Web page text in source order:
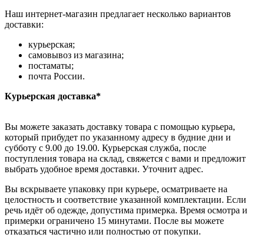
Наш интернет-магазин предлагает несколько вариантов
доставки:
курьерская;
самовывоз из магазина;
постаматы;
почта России.
Курьерская доставка*
Вы можете заказать доставку товара с помощью курьера,
который прибудет по указанному адресу в будние дни и
субботу с 9.00 до 19.00. Курьерская служба, после
поступления товара на склад, свяжется с вами и предложит
выбрать удобное время доставки. Уточнит адрес.
Вы вскрываете упаковку при курьере, осматриваете на
целостность и соответствие указанной комплектации. Если
речь идёт об одежде, допустима примерка. Время осмотра и
примерки ограничено 15 минутами. После вы можете
отказаться частично или полностью от покупки.